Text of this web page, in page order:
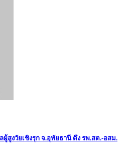
สูงวัยเชิงรุก จ.อุทัยธานี ดึง รพ.สต.-อสม.